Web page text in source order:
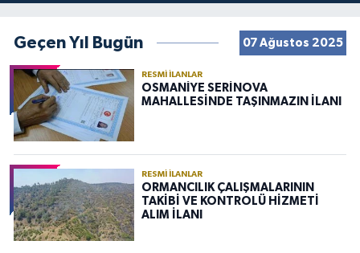
Geçen Yıl Bugün 07 Ağustos 2025
RESMI İLANLAR
OSMANİYE SERİNOVA
MAHALLESİNDE TAŞINMAZIN İLANI
RESMI İLANLAR
ORMANCILIK ÇALIŞMALARININ
TAKİBİ VE KONTROLÜ HİZMETİ
ALIM İLANI